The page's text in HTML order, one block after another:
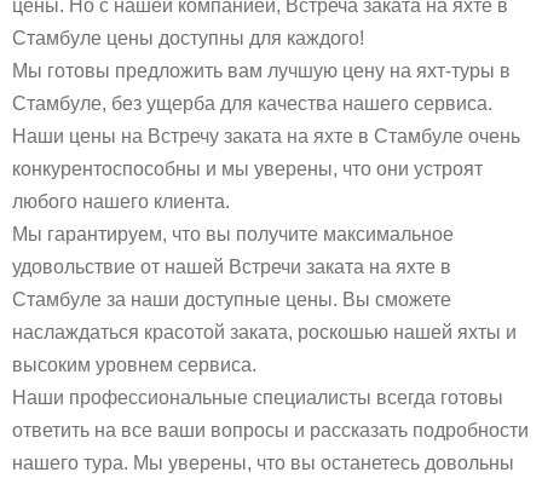
цены. Но с нашей компанией, Встреча заката на яхте в
Стамбуле цены доступны для каждого!
Мы готовы предложить вам лучшую цену на яхт-туры в
Стамбуле, без ущерба для качества нашего сервиса.
Наши цены на Встречу заката на яхте в Стамбуле очень
конкурентоспособны и мы уверены, что они устроят
любого нашего клиента.
Мы гарантируем, что вы получите максимальное
удовольствие от нашей Встречи заката на яхте в
Стамбуле за наши доступные цены. Вы сможете
наслаждаться красотой заката, роскошью нашей яхты и
высоким уровнем сервиса.
Наши профессиональные специалисты всегда готовы
ответить на все ваши вопросы и рассказать подробности
нашего тура. Мы уверены, что вы останетесь довольны